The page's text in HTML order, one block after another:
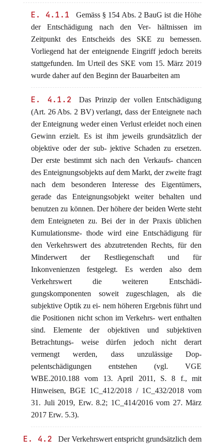
E. 4.1.1
Gemäss § 154 Abs. 2 BauG ist die Höhe
der Entschädigung nach den Ver- hältnissen im
Zeitpunkt des Entscheids des SKE zu bemessen.
Vorliegend hat der enteignende Eingriff jedoch bereits
stattgefunden. Im Urteil des SKE vom 15. März 2019
wurde daher auf den Beginn der Bauarbeiten am
E. 4.1.2
Das Prinzip der vollen Entschädigung
(Art. 26 Abs. 2 BV) verlangt, dass der Enteignete nach
der Enteignung weder einen Verlust erleidet noch einen
Gewinn erzielt. Es ist ihm jeweils grundsätzlich der
objektive oder der sub- jektive Schaden zu ersetzen.
Der erste bestimmt sich nach den Verkaufs- chancen
des Enteignungsobjekts auf dem Markt, der zweite fragt
nach dem besonderen Interesse des Eigentümers,
gerade das Enteignungsobjekt weiter behalten und
benutzen zu können. Der höhere der beiden Werte steht
dem Enteigneten zu. Bei der in der Praxis üblichen
Kumulationsme- thode wird eine Entschädigung für
den Verkehrswert des abzutretenden Rechts, für den
Minderwert der Restliegenschaft und für
Inkonvenienzen festgelegt. Es werden also dem
Verkehrswert die weiteren Entschädi-
gungskomponenten soweit zugeschlagen, als die
subjektive Optik zu ei- nem höheren Ergebnis führt und
die Positionen nicht schon im Verkehrs- wert enthalten
sind. Elemente der objektiven und subjektiven
Betrachtungs- weise dürfen jedoch nicht derart
vermengt werden, dass unzulässige Dop-
pelentschädigungen entstehen (vgl. VGE
WBE.2010.188 vom 13. April 2011, S. 8 f., mit
Hinweisen, BGE 1C_412/2018 / 1C_432/2018 vom
31. Juli 2019, Erw. 8.2; 1C_414/2016 vom 27. März
2017 Erw. 5.3).
E. 4.2
Der Verkehrswert entspricht grundsätzlich dem